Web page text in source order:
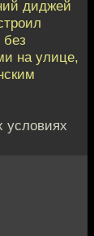
диджей
на улице,
условиях